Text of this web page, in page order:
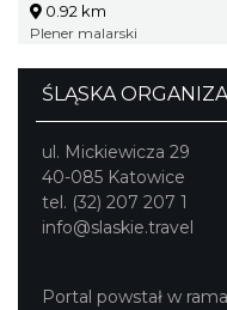
0.92 km
Plener malarski
ŚLĄSKA
ul. Mickiewicza 29
40-085 Katowice
tel. (32) 207 207 1
info@slaskie.travel
Portal powstał w